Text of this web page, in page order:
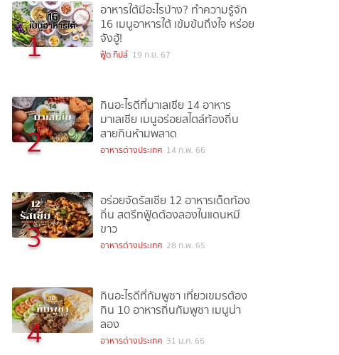
1
อาหารใต้มีอะไรบ้าง? ทำความรู้จัก
16 เมนูอาหารใต้ เข้มข้นถึงใจ หร่อย
จังฮู้!
ฟู้ด ทิปส์ 19 ก.ย. 67
2
กินอะไรดีที่มาเลเซีย 14 อาหาร
มาเลเซีย เมนูอร่อยสไตล์ท้องถิ่น
สายกินห้ามพลาด
อาหารต่างประเทศ 14 ก.พ. 66
3
อร่อยจัดรัสเซีย 12 อาหารเด็ดท้อง
ถิ่น สตรีทฟู้ดต้องลองในแดนหมี
ขาว
อาหารต่างประเทศ 28 ก.พ. 65
4
กินอะไรดีที่กัมพูชา เที่ยวเขมรต้อง
กิน 10 อาหารถิ่นกัมพูชา เมนูน่า
ลอง
อาหารต่างประเทศ 31 ม.ค. 66